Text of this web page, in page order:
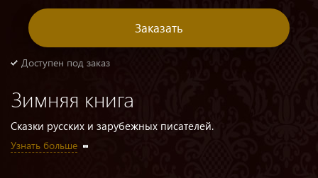
Доступен под заказ
Зимняя книга
Сказки русских и зарубежных писателей.
Узнать больше
Заказать